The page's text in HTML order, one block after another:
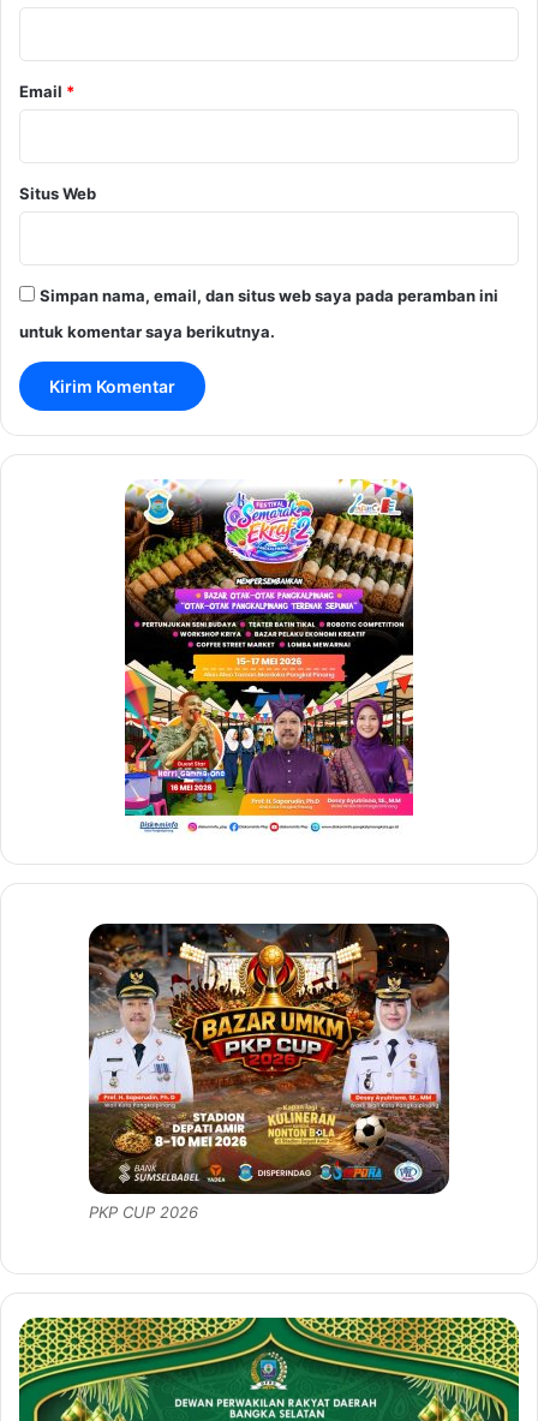
Email *
Situs Web
Simpan nama, email, dan situs web saya pada peramban ini
untuk komentar saya berikutnya.
PKP CUP 2026